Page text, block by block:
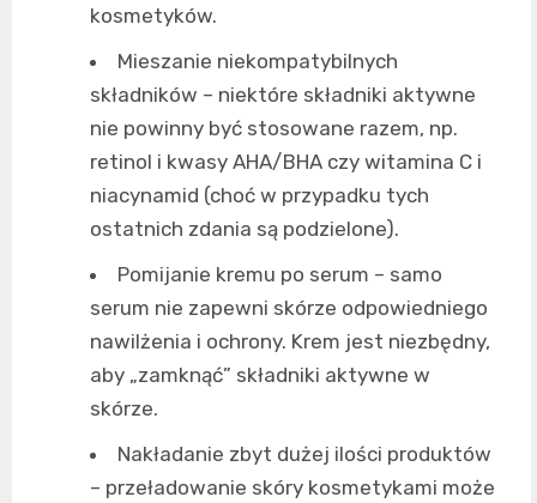
kosmetyków.
Mieszanie niekompatybilnych
składników – niektóre składniki aktywne
nie powinny być stosowane razem, np.
retinol i kwasy AHA/BHA czy witamina C i
niacynamid (choć w przypadku tych
ostatnich zdania są podzielone).
Pomijanie kremu po serum – samo
serum nie zapewni skórze odpowiedniego
nawilżenia i ochrony. Krem jest niezbędny,
aby „zamknąć” składniki aktywne w
skórze.
Nakładanie zbyt dużej ilości produktów
– przeładowanie skóry kosmetykami może